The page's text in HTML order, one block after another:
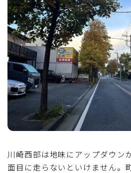
川崎西部は地味にアップダウン
面目に走らないといけません。